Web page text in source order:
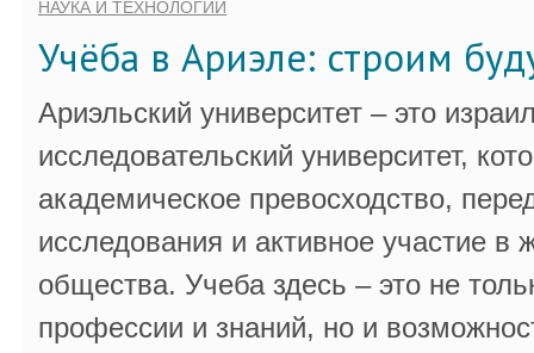
НАУКА И ТЕХНОЛОГИИ
Учёба в Ариэле: строим
Ариэльский университет – это
исследовательский университет,
академическое превосходство,
исследования и активное участие в
общества. Учеба здесь – это не
профессии и знаний, но и